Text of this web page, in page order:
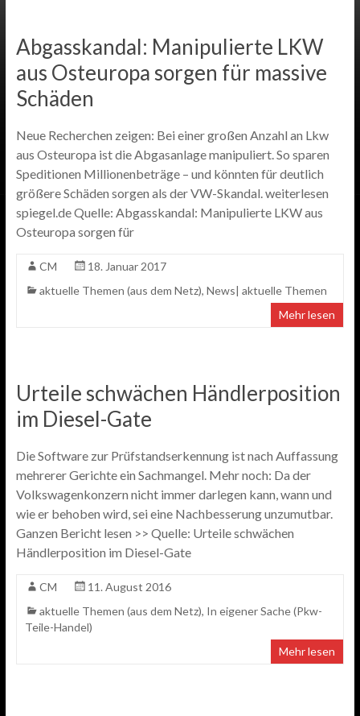
Abgasskandal: Manipulierte LKW
aus Osteuropa sorgen für massive
Schäden
Neue Recherchen zeigen: Bei einer großen Anzahl an Lkw
aus Osteuropa ist die Abgasanlage manipuliert. So sparen
Speditionen Millionenbeträge – und könnten für deutlich
größere Schäden sorgen als der VW-Skandal. weiterlesen
spiegel.de Quelle: Abgasskandal: Manipulierte LKW aus
Osteuropa sorgen für
CM
18. Januar 2017
aktuelle Themen (aus dem Netz), News| aktuelle Themen
Mehr lesen
Urteile schwächen Händlerposition
im Diesel-Gate
Die Software zur Prüfstandserkennung ist nach Auffassung
mehrerer Gerichte ein Sachmangel. Mehr noch: Da der
Volkswagenkonzern nicht immer darlegen kann, wann und
wie er behoben wird, sei eine Nachbesserung unzumutbar.
Ganzen Bericht lesen >> Quelle: Urteile schwächen
Händlerposition im Diesel-Gate
CM
11. August 2016
aktuelle Themen (aus dem Netz), In eigener Sache (Pkw-
Teile-Handel)
Mehr lesen